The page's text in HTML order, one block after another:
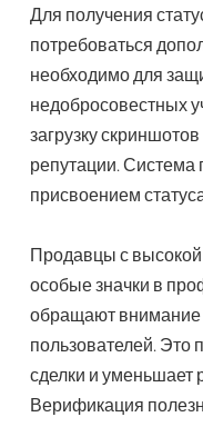
Для получения
потребоваться
необходимо для
недобросовестных
загрузку
репутации.
присвоением
Продавцы с
особые значки в
обращают
пользователей.
сделки и уменьшает
Верификация